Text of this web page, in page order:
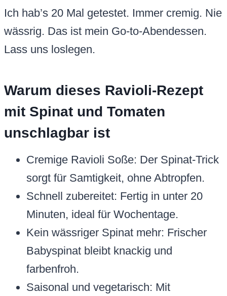
Ich hab’s 20 Mal getestet. Immer cremig. Nie
wässrig. Das ist mein Go-to-Abendessen.
Lass uns loslegen.
Warum dieses Ravioli-Rezept
mit Spinat und Tomaten
unschlagbar ist
Cremige Ravioli Soße: Der Spinat-Trick
sorgt für Samtigkeit, ohne Abtropfen.
Schnell zubereitet: Fertig in unter 20
Minuten, ideal für Wochentage.
Kein wässriger Spinat mehr: Frischer
Babyspinat bleibt knackig und
farbenfroh.
Saisonal und vegetarisch: Mit